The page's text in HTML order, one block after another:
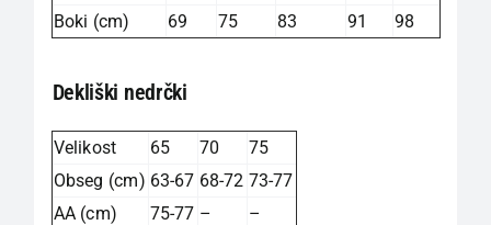
Boki (cm)
69 75 83 91 98
Dekliški nedrčki
Velikost 65 70
75
Obseg (cm) 63-67 68-72 73-77
AA (cm)
75-77 –
–